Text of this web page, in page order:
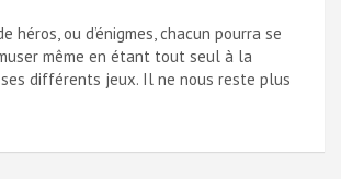
héros, ou d’énigmes, chacun pourra se
même en étant tout seul à la
ses différents jeux. Il ne nous reste plus